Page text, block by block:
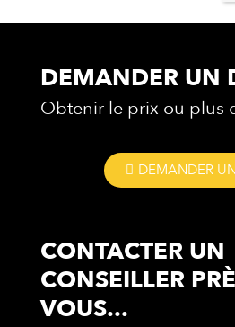
DEMANDER UN
Obtenir le prix ou plus
DEMANDER
CONTACTER UN
CONSEILLER
VOUS...